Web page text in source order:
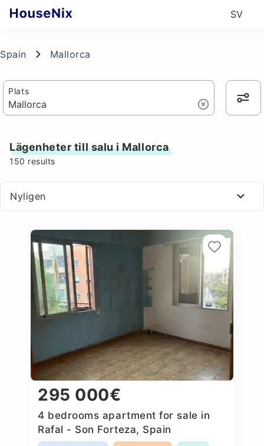
SV
Spain Mallorca
Plats
Lägenheter till salu i Mallorca
150 results
Nyligen
295 000€
4 bedrooms apartment for sale in
Rafal - Son Forteza, Spain